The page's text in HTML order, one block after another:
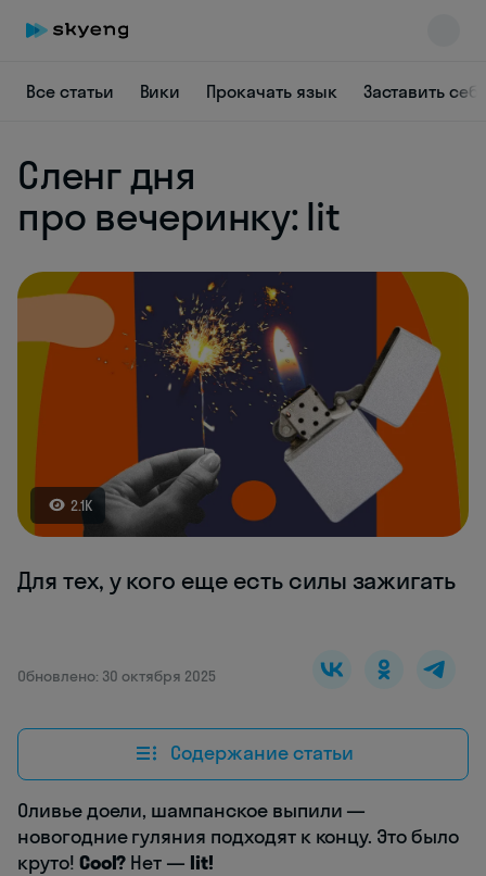
Все статьи Вики Прокачать язык Заставить
Сленг дня
про вечеринку: lit
2.1K
Для тех, у кого еще есть силы зажигать
Обновлено: 30 октября 2025
Содержание статьи
Оливье доели, шампанское выпили —
новогодние гуляния подходят к концу. Это было
круто! Cool? Нет — lit!
online